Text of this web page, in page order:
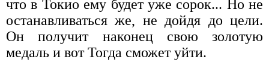
что в Токио ему будет уже сорок... Но не
останавливаться же, не дойдя до цели.
Он получит наконец свою золотую
медаль и вот Тогда сможет уйти.